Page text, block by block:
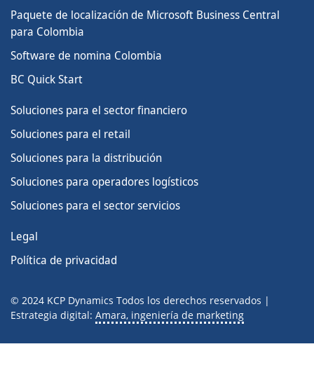
SERIE 2026 · MICROSOFT
03
Paquete de localización de Microsoft Business Central
para Colombia
Software de nomina Colombia
BC Quick Start
Soluciones para el sector financiero
Soluciones para el retail
Soluciones para la distribución
Soluciones para operadores logísticos
Soluciones para el sector servicios
Legal
Política de privacidad
© 2024 KCP Dynamics Todos los derechos reservados |
Estrategia digital: Amara, ingeniería de marketing